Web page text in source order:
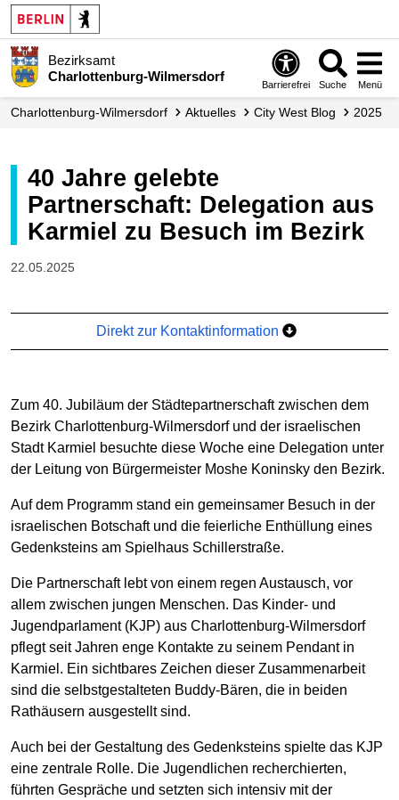
Bezirksamt
Charlottenburg-Wilmersdorf
Barrierefrei Suche Menü
Charlottenburg-Wilmersdorf Aktuelles City West Blog 2025
40 Jahre gelebte
Partnerschaft: Delegation aus
Karmiel zu Besuch im Bezirk
22.05.2025
Direkt zur Kontaktinformation
Zum 40. Jubiläum der Städtepartnerschaft zwischen dem
Bezirk Charlottenburg-Wilmersdorf und der israelischen
Stadt Karmiel besuchte diese Woche eine Delegation unter
der Leitung von Bürgermeister Moshe Koninsky den Bezirk.
Auf dem Programm stand ein gemeinsamer Besuch in der
israelischen Botschaft und die feierliche Enthüllung eines
Gedenksteins am Spielhaus Schillerstraße.
Die Partnerschaft lebt von einem regen Austausch, vor
allem zwischen jungen Menschen. Das Kinder- und
Jugendparlament (KJP) aus Charlottenburg-Wilmersdorf
pflegt seit Jahren enge Kontakte zu seinem Pendant in
Karmiel. Ein sichtbares Zeichen dieser Zusammenarbeit
sind die selbstgestalteten Buddy-Bären, die in beiden
Rathäusern ausgestellt sind.
Auch bei der Gestaltung des Gedenksteins spielte das KJP
eine zentrale Rolle. Die Jugendlichen recherchierten,
führten Gespräche und setzten sich intensiv mit der